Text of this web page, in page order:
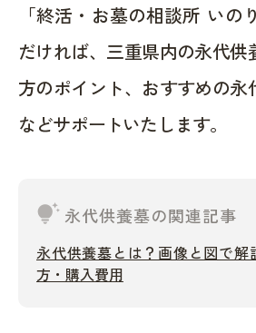
「終活・お墓の相談所 いの
だければ、三重県内の永代
方のポイント、おすすめの永
などサポートいたします。
tips_and_updates 永代供養墓の関連記事
永代供養墓とは？画像と図で解
方・購入費用